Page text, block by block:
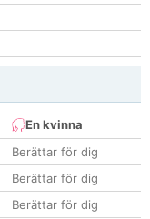
En kvinna
Berättar för dig
Berättar för dig
Berättar för dig